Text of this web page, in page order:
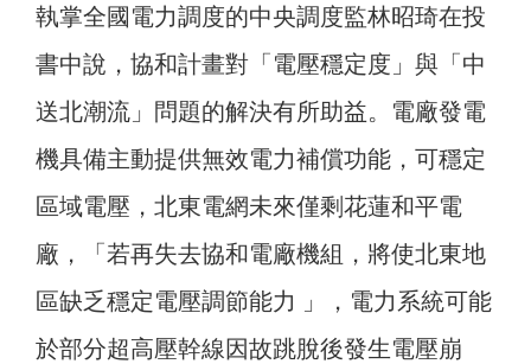
執掌全國電力調度的中央調度監林昭琦在投
書中說，協和計畫對「電壓穩定度」與「中
送北潮流」問題的解決有所助益。電廠發電
機具備主動提供無效電力補償功能，可穩定
區域電壓，北東電網未來僅剩花蓮和平電
廠，「若再失去協和電廠機組，將使北東地
區缺乏穩定電壓調節能力 」，電力系統可能
於部分超高壓幹線因故跳脫後發生電壓崩